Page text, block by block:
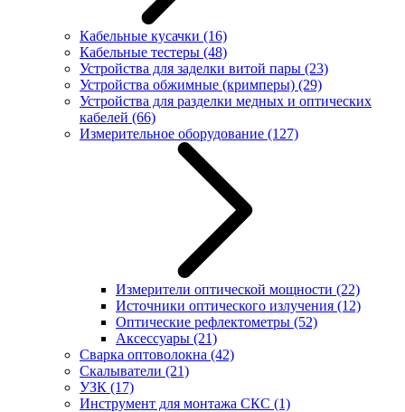
Кабельные кусачки (16)
Кабельные тестеры (48)
Устройства для заделки витой пары (23)
Устройства обжимные (кримперы) (29)
Устройства для разделки медных и оптических
кабелей (66)
Измерительное оборудование (127)
Измерители оптической мощности (22)
Источники оптического излучения (12)
Оптические рефлектометры (52)
Аксессуары (21)
Сварка оптоволокна (42)
Скалыватели (21)
УЗК (17)
Инструмент для монтажа СКС (1)